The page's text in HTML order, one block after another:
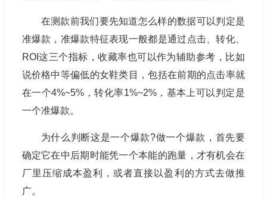
在测款前我们要先知道怎么样的数据可以判定是
准爆款，准爆款特征表现一般都是通过点击、转化、
ROI这三个指标，收藏率也可以作为辅助参考，比如
说价格中等偏低的女鞋类目，包括在前期的点击率就
在一个4%~5%，转化率1%~2%，基本上可以判定是
一个准爆款。
为什么判断这是一个爆款?做一个爆款，首先要
确定它在中后期时能凭一个本能的跑量，才有机会在
厂里压缩成本盈利，或者直接以盈利的方式去做推
广。